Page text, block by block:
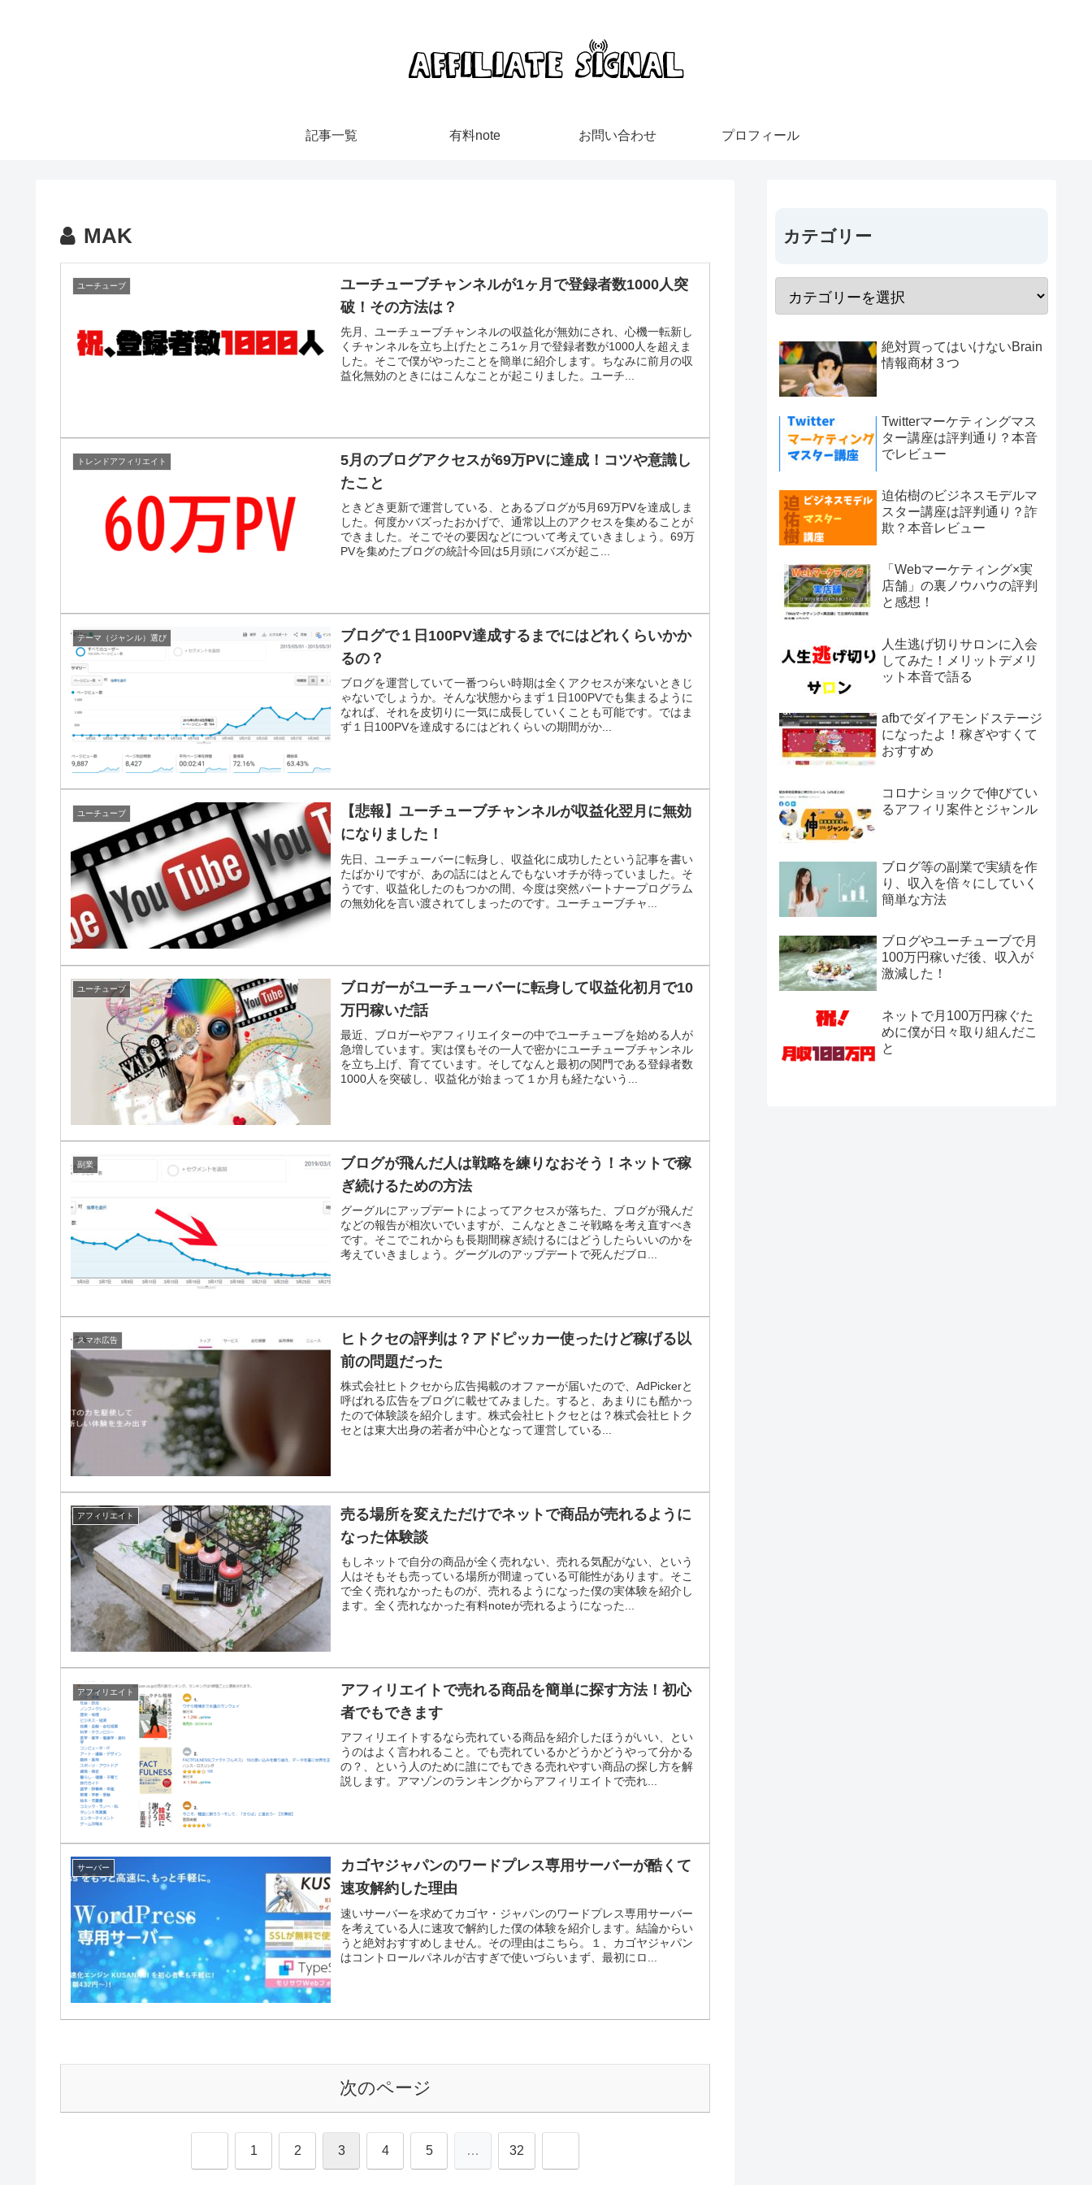
記事一覧 有料note お問い合わせ プロフィール
MAK
ユーチューブ
ユーチューブチャンネルが1ヶ月で登録者数1000人突
破！その方法は？
先月、ユーチューブチャンネルの収益化が無効にされ、心機一転新し
くチャンネルを立ち上げたところ1ヶ月で登録者数が1000人を超えま
した。そこで僕がやったことを簡単に紹介します。ちなみに前月の収
益化無効のときにはこんなことが起こりました。ユーチ...
トレンドアフィリエイト
5月のブログアクセスが69万PVに達成！コツや意識し
たこと
ときどき更新で運営している、とあるブログが5月69万PVを達成しま
した。何度かバズったおかげで、通常以上のアクセスを集めることが
できました。そこでその要因などについて考えていきましょう。69万
PVを集めたブログの統計今回は5月頭にバズが起こ...
テーマ（ジャンル）選び
ブログで１日100PV達成するまでにはどれくらいかか
るの？
ブログを運営していて一番つらい時期は全くアクセスが来ないときじ
ゃないでしょうか。そんな状態からまず１日100PVでも集まるように
なれば、それを皮切りに一気に成長していくことも可能です。ではま
ず１日100PVを達成するにはどれくらいの期間がか...
ユーチューブ
【悲報】ユーチューブチャンネルが収益化翌月に無効
になりました！
先日、ユーチューバーに転身し、収益化に成功したという記事を書い
たばかりですが、あの話にはとんでもないオチが待っていました。そ
うです、収益化したのもつかの間、今度は突然パートナープログラム
の無効化を言い渡されてしまったのです。ユーチューブチャ...
ユーチューブ
ブロガーがユーチューバーに転身して収益化初月で10
万円稼いだ話
最近、ブロガーやアフィリエイターの中でユーチューブを始める人が
急増しています。実は僕もその一人で密かにユーチューブチャンネル
を立ち上げ、育てています。そしてなんと最初の関門である登録者数
1000人を突破し、収益化が始まって１か月も経たないう...
副業
ブログが飛んだ人は戦略を練りなおそう！ネットで稼
ぎ続けるための方法
グーグルにアップデートによってアクセスが落ちた、ブログが飛んだ
などの報告が相次いでいますが、こんなときこそ戦略を考え直すべき
です。そこでこれからも長期間稼ぎ続けるにはどうしたらいいのかを
考えていきましょう。グーグルのアップデートで死んだブロ...
スマホ広告
ヒトクセの評判は？アドピッカー使ったけど稼げる以
前の問題だった
株式会社ヒトクセから広告掲載のオファーが届いたので、AdPickerと
呼ばれる広告をブログに載せてみました。すると、あまりにも酷かっ
たので体験談を紹介します。株式会社ヒトクセとは？株式会社ヒトク
セとは東大出身の若者が中心となって運営している...
アフィリエイト
売る場所を変えただけでネットで商品が売れるように
なった体験談
もしネットで自分の商品が全く売れない、売れる気配がない、という
人はそもそも売っている場所が間違っている可能性があります。そこ
で全く売れなかったものが、売れるようになった僕の実体験を紹介し
ます。全く売れなかった有料noteが売れるようになった...
アフィリエイト
アフィリエイトで売れる商品を簡単に探す方法！初心
者でもできます
アフィリエイトするなら売れている商品を紹介したほうがいい、とい
うのはよく言われること。でも売れているかどうかどうやって分かる
の？、という人のために誰にでもできる売れやすい商品の探し方を解
説します。アマゾンのランキングからアフィリエイトで売れ...
サーバー
カゴヤジャパンのワードプレス専用サーバーが酷くて
速攻解約した理由
速いサーバーを求めてカゴヤ・ジャパンのワードプレス専用サーバー
を考えている人に速攻で解約した僕の体験を紹介します。結論からい
うと絶対おすすめしません。その理由はこちら。１、カゴヤジャパン
はコントロールパネルが古すぎで使いづらいまず、最初にロ...
次のページ
1 2 3 4 5 … 32
カテゴリー
絶対買ってはいけないBrain
情報商材３つ
Twitterマーケティングマス
ター講座は評判通り？本音
でレビュー
迫佑樹のビジネスモデルマ
スター講座は評判通り？詐
欺？本音レビュー
「Webマーケティング×実
店舗」の裏ノウハウの評判
と感想！
人生逃げ切りサロンに入会
してみた！メリットデメリ
ット本音で語る
afbでダイアモンドステージ
になったよ！稼ぎやすくて
おすすめ
コロナショックで伸びてい
るアフィリ案件とジャンル
ブログ等の副業で実績を作
り、収入を倍々にしていく
簡単な方法
ブログやユーチューブで月
100万円稼いだ後、収入が
激減した！
ネットで月100万円稼ぐた
めに僕が日々取り組んだこ
と